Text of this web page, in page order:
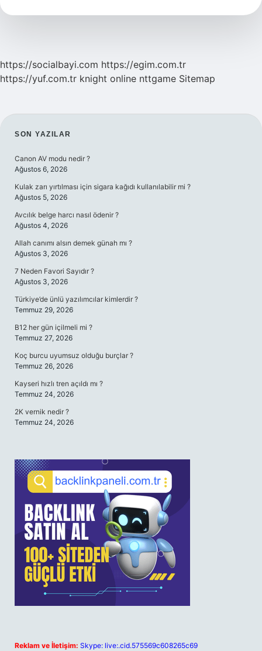
Nelerdir
https://socialbayi.com https://egim.com.tr
https://yuf.com.tr knight online nttgame Sitemap
SIDEBAR
SON YAZILAR
Canon AV modu nedir ?
Ağustos 6, 2026
Kulak zarı yırtılması için sigara kağıdı kullanılabilir mi ?
Ağustos 5, 2026
Avcılık belge harcı nasıl ödenir ?
Ağustos 4, 2026
Allah canımı alsın demek günah mı ?
Ağustos 3, 2026
7 Neden Favori Sayıdır ?
Ağustos 3, 2026
Türkiye’de ünlü yazılımcılar kimlerdir ?
Temmuz 29, 2026
B12 her gün içilmeli mi ?
Temmuz 27, 2026
Koç burcu uyumsuz olduğu burçlar ?
Temmuz 26, 2026
Kayseri hızlı tren açıldı mı ?
Temmuz 24, 2026
2K vernik nedir ?
Temmuz 24, 2026
Reklam ve İletişim: Skype: live:.cid.575569c608265c69